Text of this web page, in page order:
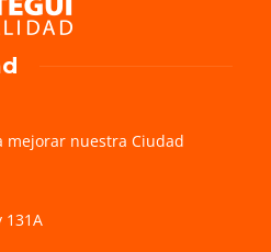
mejorar nuestra Ciudad
131A